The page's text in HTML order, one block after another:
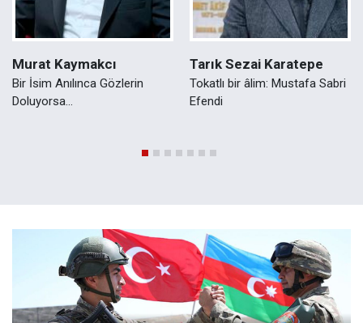
Murat Kaymakcı
Bir İsim Anılınca Gözlerin
Doluyorsa...
Tarık Sezai Karatepe
Tokatlı bir âlim: Mustafa Sabri
Efendi